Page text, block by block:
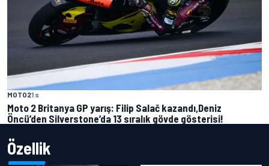
MOTO21 s
Moto 2 Britanya GP yarış: Filip Salač kazandı,Deniz
Öncü’den Silverstone’da 13 sıralık gövde gösterisi!
Özellik